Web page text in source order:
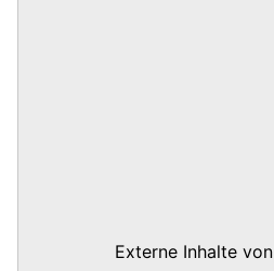
Externe Inhalte von